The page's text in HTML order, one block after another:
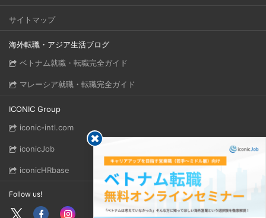
サイトマップ
海外転職・アジア生活ブログ
ベトナム就職・転職完全ガイド
マレーシア就職・転職完全ガイド
ICONIC Group
iconic-intl.com
iconicJob
iconicHRbase
Follow us!